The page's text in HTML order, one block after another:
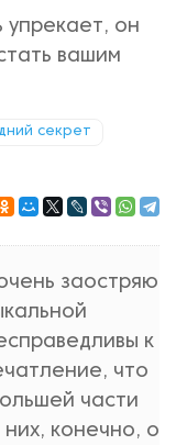
упрекает, он
вашим
секрет
заостряю
к
что
части
конечно, о